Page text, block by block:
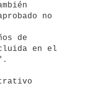
no
de
en el